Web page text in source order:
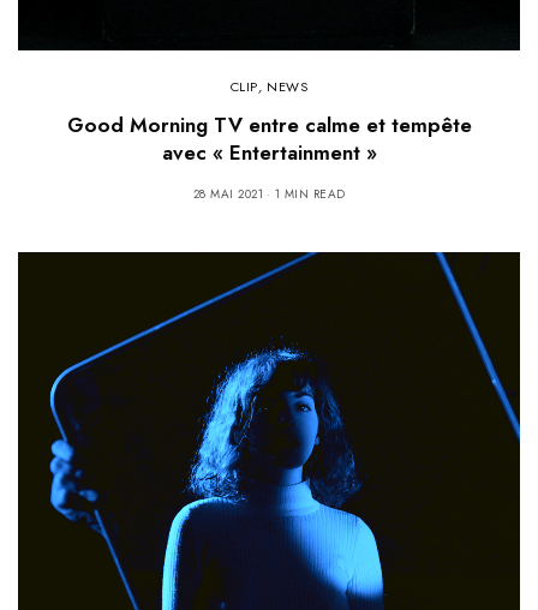
CLIP, NEWS
Good Morning TV entre calme et tempête
avec « Entertainment »
28 MAI 2021 1 MIN READ